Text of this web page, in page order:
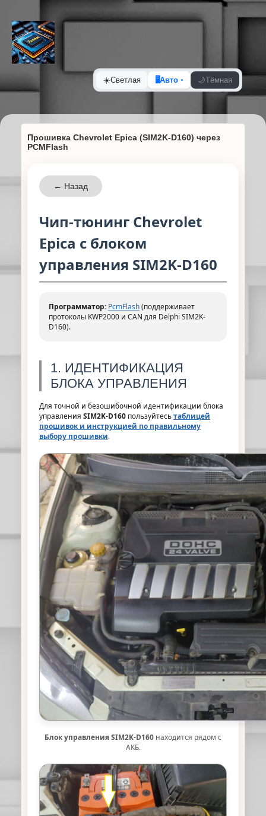
☀️Светлая 🖥️Авто 🌙Тёмная
Прошивка Chevrolet Epica (SIM2K-D160) через
PCMFlash
← Назад
Чип-тюнинг Chevrolet
Epica с блоком
управления SIM2K-D160
Программатор: PcmFlash(поддерживает
протоколы KWP2000 и CAN для Delphi SIM2K-
D160).
1. ИДЕНТИФИКАЦИЯ
БЛОКА УПРАВЛЕНИЯ
Для точной и безошибочной идентификации блока
управления SIM2K-D160 пользуйтесьтаблицей
прошивок и инструкцией по правильному
выбору прошивки.
Блок управления SIM2K-D160 находится рядом с
АКБ.